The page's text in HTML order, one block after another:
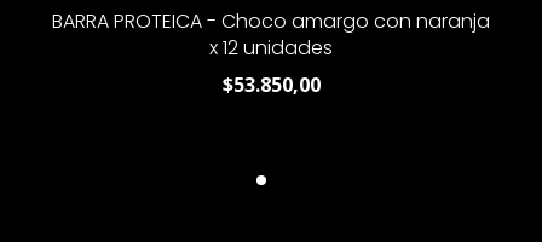
BARRA PROTEICA - Choco amargo con naranja
x 12 unidades
$53.850,00